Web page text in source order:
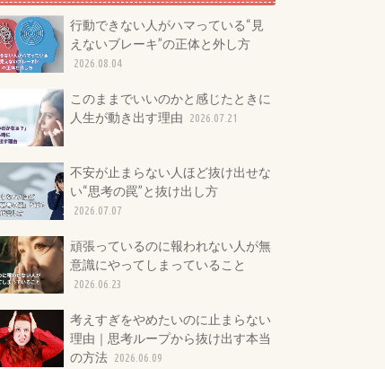
行動できない人がハマっている“見
えないブレーキ”の正体と外し方
2026.08.04
このままでいいのかと感じたときに
人生が動き出す理由
2026.07.21
不安が止まらない人ほど抜け出せな
い“思考の罠”と抜け出し方
2026.07.07
頑張っているのに報われない人が無
意識にやってしまっていること
2026.06.23
考えすぎをやめたいのに止まらない
理由｜思考ループから抜け出す本当
の方法 2026.06.09